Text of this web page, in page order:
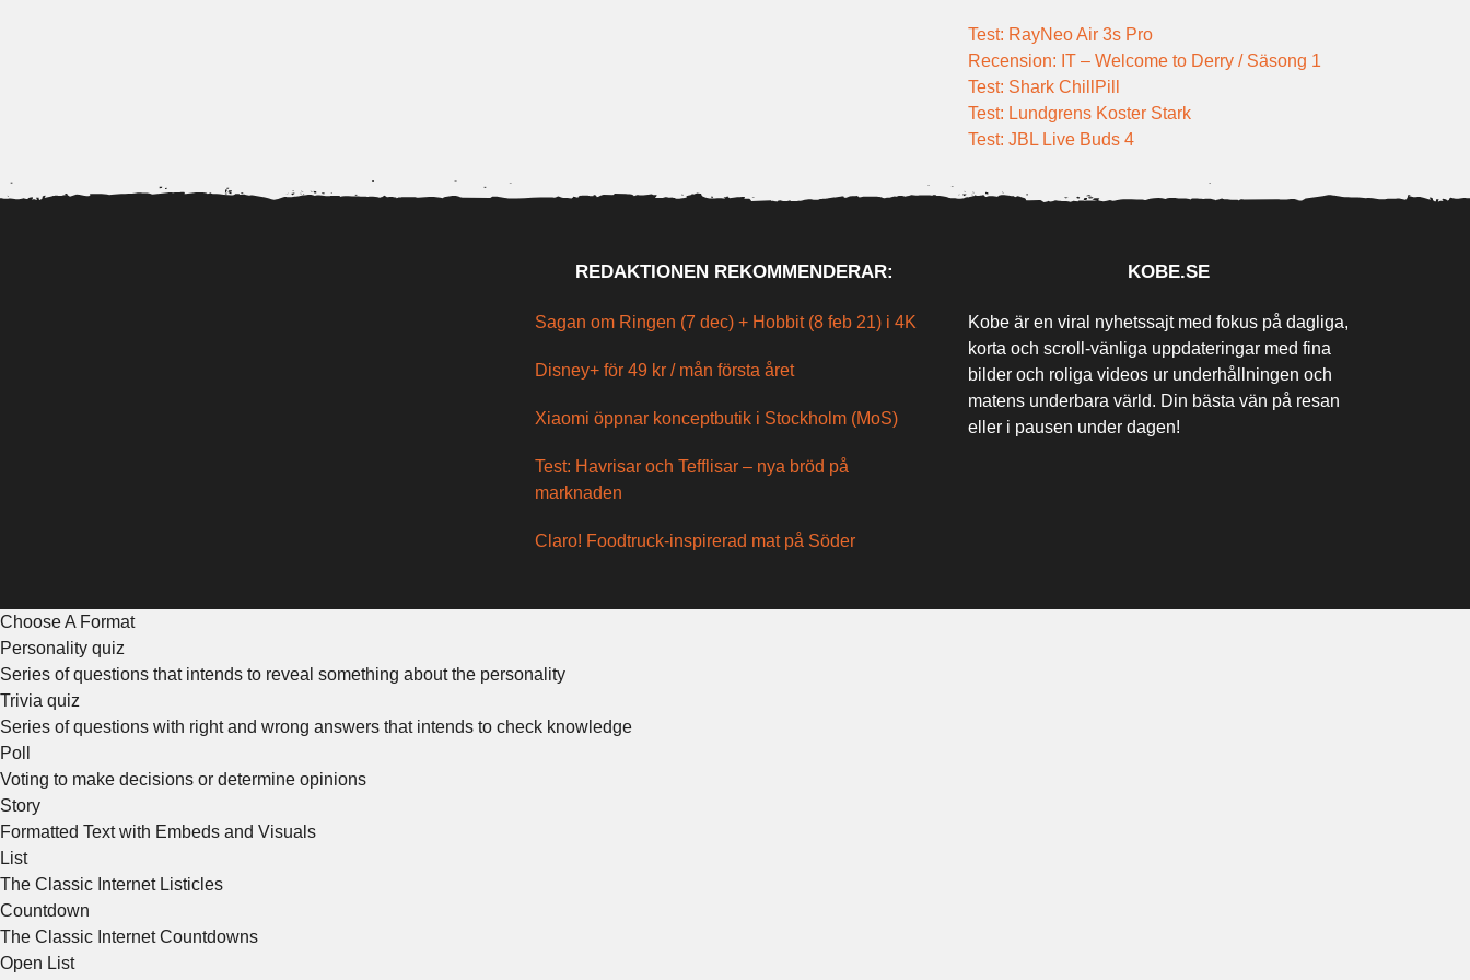
Test: RayNeo Air 3s Pro
Recension: IT – Welcome to Derry / Säsong 1
Test: Shark ChillPill
Test: Lundgrens Koster Stark
Test: JBL Live Buds 4
REDAKTIONEN REKOMMENDERAR:
Sagan om Ringen (7 dec) + Hobbit (8 feb 21) i 4K
Disney+ för 49 kr / mån första året
Xiaomi öppnar konceptbutik i Stockholm (MoS)
Test: Havrisar och Tefflisar – nya bröd på
marknaden
Claro! Foodtruck-inspirerad mat på Söder
KOBE.SE
Kobe är en viral nyhetssajt med fokus på dagliga,
korta och scroll-vänliga uppdateringar med fina
bilder och roliga videos ur underhållningen och
matens underbara värld. Din bästa vän på resan
eller i pausen under dagen!
Choose A Format
Personality quiz
Series of questions that intends to reveal something about the personality
Trivia quiz
Series of questions with right and wrong answers that intends to check knowledge
Poll
Voting to make decisions or determine opinions
Story
Formatted Text with Embeds and Visuals
List
The Classic Internet Listicles
Countdown
The Classic Internet Countdowns
Open List